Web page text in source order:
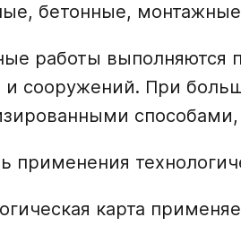
бетонные,
работы выполняются
и сооружений. При
применения
карта